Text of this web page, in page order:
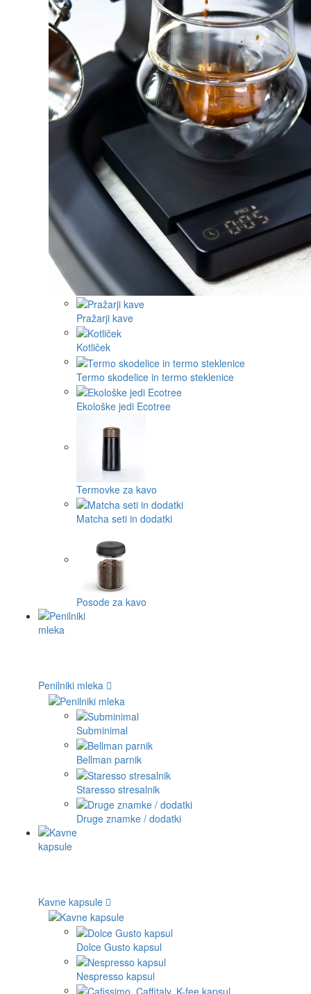
Pražarji kave
Kotliček
Termo skodelice in termo steklenice
Ekološke jedi Ecotree
Termovke za kavo
Matcha seti in dodatki
Posode za kavo
Penilniki mleka
Subminimal
Bellman parnik
Staresso stresalnik
Druge znamke / dodatki
Kavne kapsule
Dolce Gusto kapsul
Nespresso kapsul